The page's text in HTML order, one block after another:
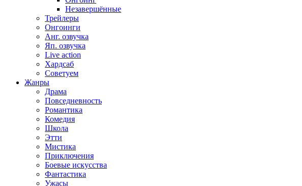
Незавершённые
Трейлеры
Онгоинги
Анг. озвучка
Яп. озвучка
Live action
Хардсаб
Советуем
Жанры
Драма
Повседневность
Романтика
Комедия
Школа
Этти
Мистика
Приключения
Боевые искусства
Фантастика
Ужасы